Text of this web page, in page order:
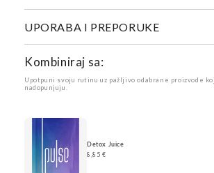
UPORABA I PREPORUKE
Kombiniraj sa:
Upotpuni svoju rutinu uz pažljivo odabrane proizvode
nadopunjuju.
Detox Juice
8,85 €